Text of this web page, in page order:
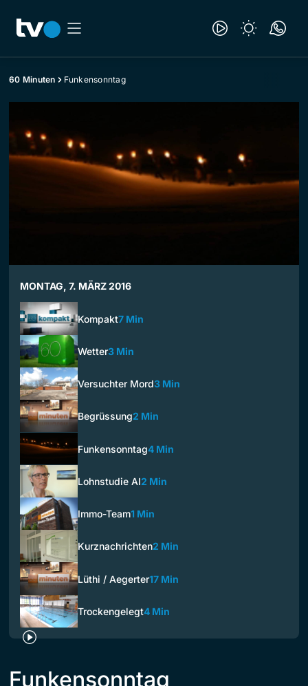
60 Minuten Funkensonntag
MONTAG, 7. MÄRZ 2016
Kompakt7 Min
Wetter3 Min
Versuchter Mord3 Min
Begrüssung2 Min
Funkensonntag4 Min
Lohnstudie AI2 Min
Immo-Team1 Min
Kurznachrichten2 Min
Lüthi / Aegerter17 Min
Trockengelegt4 Min
Funkensonntag